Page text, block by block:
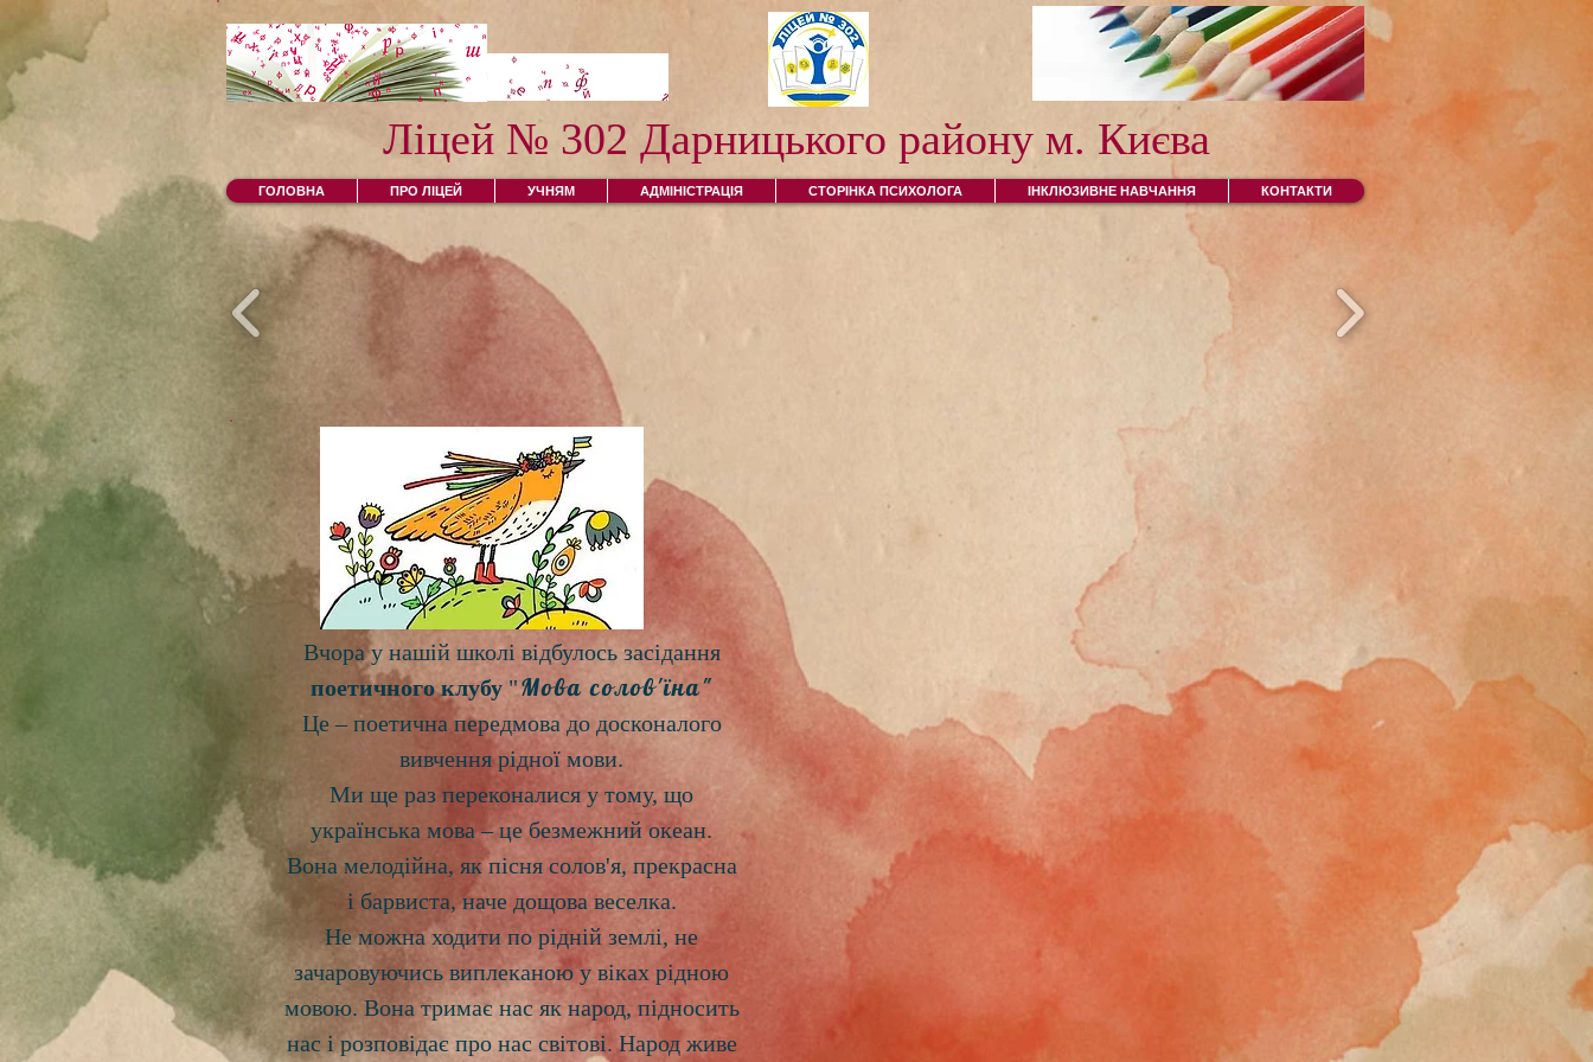
Ліцей № 302 Дарницького району м. Києва
ГОЛОВНА ПРО ЛІЦЕЙ УЧНЯМ АДМІНІСТРАЦІЯ СТОРІНКА ПСИХОЛОГА ІНКЛЮЗИВНЕ НАВЧАННЯ КОНТАКТИ
Вчора у нашій школі відбулось засідання
поетичного клубу "Мова солов'їна"
Це – поетична передмова до досконалого
вивчення рідної мови.
Ми ще раз переконалися у тому, що
українська мова – це безмежний океан.
Вона мелодійна, як пісня солов'я, прекрасна
і барвиста, наче дощова веселка.
Не можна ходити по рідній землі, не
зачаровуючись виплеканою у віках рідною
мовою. Вона тримає нас як народ, підносить
нас і розповідає про нас світові. Народ живе